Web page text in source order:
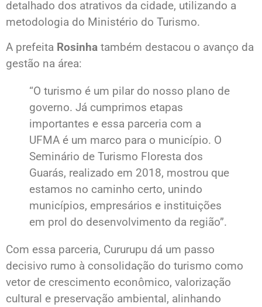
detalhado dos atrativos da cidade, utilizando a
metodologia do Ministério do Turismo.
A prefeita Rosinha também destacou o avanço da
gestão na área:
“O turismo é um pilar do nosso plano de
governo. Já cumprimos etapas
importantes e essa parceria com a
UFMA é um marco para o município. O
Seminário de Turismo Floresta dos
Guarás, realizado em 2018, mostrou que
estamos no caminho certo, unindo
municípios, empresários e instituições
em prol do desenvolvimento da região”.
Com essa parceria, Cururupu dá um passo
decisivo rumo à consolidação do turismo como
vetor de crescimento econômico, valorização
cultural e preservação ambiental, alinhando